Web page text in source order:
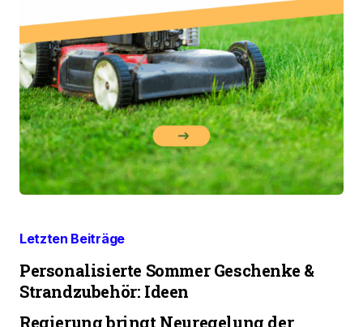
Letzten Beiträge
Personalisierte Sommer Geschenke &
Strandzubehör: Ideen
Regierung bringt Neuregelung der